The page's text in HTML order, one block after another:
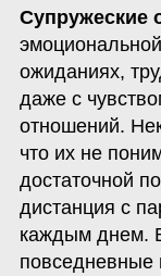
Супружеские
ожиданиях,
даже с
отношений.
что их не
достаточной
дистанция с
каждым днем.